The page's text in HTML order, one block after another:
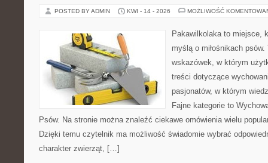
POSTED BY ADMIN KWI - 14 - 2026 MOŻLIWOŚĆ
Pakawilkolaka to miejsce,
myślą o miłośnikach
wskazówek, w którym
treści dotyczące
pasjonatów, w którym
Fajne kategorie to
Psów. Na stronie można znaleźć ciekawe omówienia wielu
Dzięki temu czytelnik ma możliwość świadomie wybrać
charakter zwierząt, […]